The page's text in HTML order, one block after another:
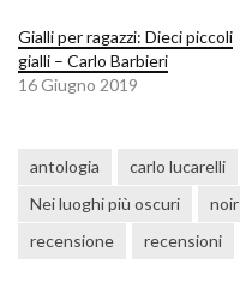
Gialli per ragazzi: Dieci piccoli
gialli – Carlo Barbieri
16 Giugno 2019
antologia carlo lucarelli
Nei luoghi più oscuri
noir
recensione
recensioni